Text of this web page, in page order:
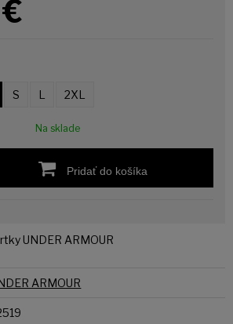
€
S L 2XL
Na sklade
Pridať do košíka
UNDER ARMOUR
ARMOUR